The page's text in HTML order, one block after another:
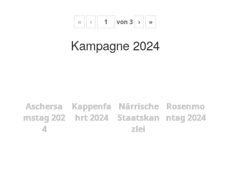
« ‹ von 3 › »
Kampagne 2024
Aschersa
mstag 202
4
Kappenfa
hrt 2024
Närrische
Staatskan
zlei
Rosenmo
ntag 2024